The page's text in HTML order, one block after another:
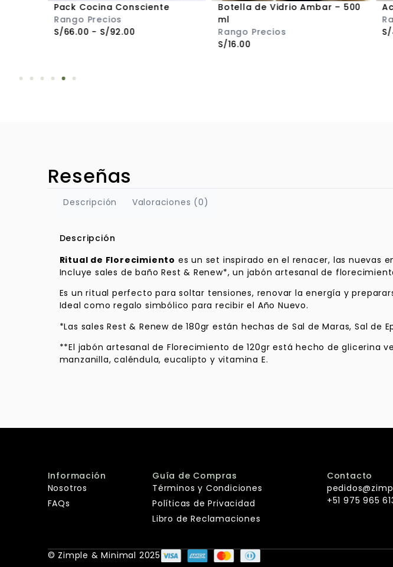
Pack Cocina Consciente
Rango Precios
S/66.00 - S/92.00
Botella de Vidrio Ambar – 500
ml
Rango Precios
S/16.00
S/
Reseñas
Descripción Valoraciones (0)
Descripción
Ritual de Florecimiento es un set inspirado en el renacer, las nuevas
Incluye sales de baño Rest & Renew*, un jabón artesanal de
Es un ritual perfecto para soltar tensiones, renovar la energía y
Ideal como regalo simbólico para recibir el Año Nuevo.
*Las sales Rest & Renew de 180gr están hechas de Sal de Maras, Sal
**El jabón artesanal de Florecimiento de 120gr está hecho de glicerina
manzanilla, caléndula, eucalipto y vitamina E.
Información
Nosotros
FAQs
Guía de Compras
Términos y Condiciones
Políticas de Privacidad
Libro de Reclamaciones
Contacto
+51 975 965
© Zimple & Minimal 2025